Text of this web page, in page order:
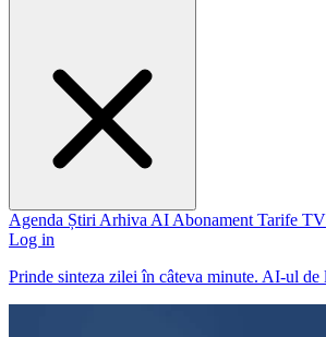
Agenda Știri Arhiva AI Abonament Tarife TV
Log in
Prinde sinteza zilei în câteva minute. AI-ul